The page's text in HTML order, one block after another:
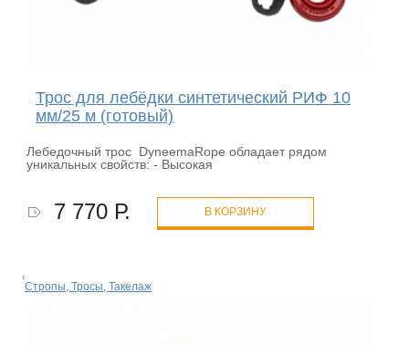
Трос для лебёдки синтетический РИФ 10
мм/25 м (готовый)
Лебедочный трос DyneemaRope обладает рядом
уникальных свойств: - Высокая
7 770 Р. В КОРЗИНУ
Стропы, Тросы, Такелаж